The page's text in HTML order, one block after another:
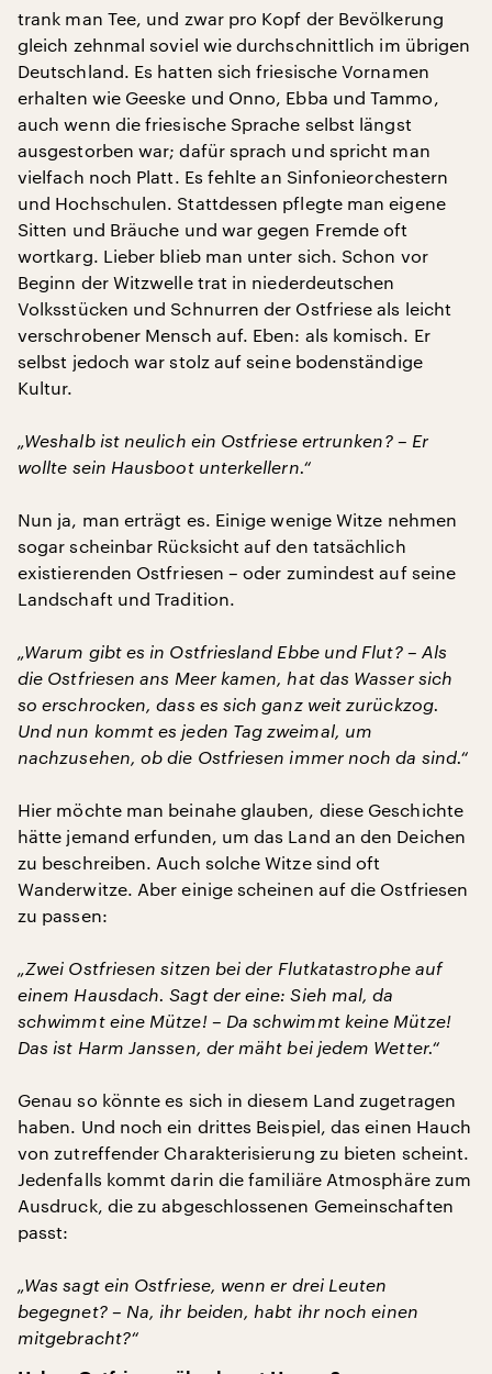
trank man Tee, und zwar pro Kopf der Bevölkerung
gleich zehnmal soviel wie durchschnittlich im übrigen
Deutschland. Es hatten sich friesische Vornamen
erhalten wie Geeske und Onno, Ebba und Tammo,
auch wenn die friesische Sprache selbst längst
ausgestorben war; dafür sprach und spricht man
vielfach noch Platt. Es fehlte an Sinfonieorchestern
und Hochschulen. Stattdessen pflegte man eigene
Sitten und Bräuche und war gegen Fremde oft
wortkarg. Lieber blieb man unter sich. Schon vor
Beginn der Witzwelle trat in niederdeutschen
Volksstücken und Schnurren der Ostfriese als leicht
verschrobener Mensch auf. Eben: als komisch. Er
selbst jedoch war stolz auf seine bodenständige
Kultur.
„Weshalb ist neulich ein Ostfriese ertrunken? – Er
wollte sein Hausboot unterkellern.“
Nun ja, man erträgt es. Einige wenige Witze nehmen
sogar scheinbar Rücksicht auf den tatsächlich
existierenden Ostfriesen – oder zumindest auf seine
Landschaft und Tradition.
„Warum gibt es in Ostfriesland Ebbe und Flut? – Als
die Ostfriesen ans Meer kamen, hat das Wasser sich
so erschrocken, dass es sich ganz weit zurückzog.
Und nun kommt es jeden Tag zweimal, um
nachzusehen, ob die Ostfriesen immer noch da sind.“
Hier möchte man beinahe glauben, diese Geschichte
hätte jemand erfunden, um das Land an den Deichen
zu beschreiben. Auch solche Witze sind oft
Wanderwitze. Aber einige scheinen auf die Ostfriesen
zu passen:
„Zwei Ostfriesen sitzen bei der Flutkatastrophe auf
einem Hausdach. Sagt der eine: Sieh mal, da
schwimmt eine Mütze! – Da schwimmt keine Mütze!
Das ist Harm Janssen, der mäht bei jedem Wetter.“
Genau so könnte es sich in diesem Land zugetragen
haben. Und noch ein drittes Beispiel, das einen Hauch
von zutreffender Charakterisierung zu bieten scheint.
Jedenfalls kommt darin die familiäre Atmosphäre zum
Ausdruck, die zu abgeschlossenen Gemeinschaften
passt:
„Was sagt ein Ostfriese, wenn er drei Leuten
begegnet? – Na, ihr beiden, habt ihr noch einen
mitgebracht?“